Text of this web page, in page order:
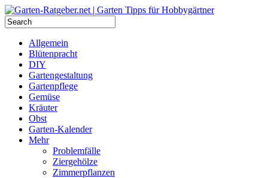
Allgemein
Blütenpracht
DIY
Gartengestaltung
Gartenpflege
Gemüse
Kräuter
Obst
Garten-Kalender
Mehr
Problemfälle
Ziergehölze
Zimmerpflanzen